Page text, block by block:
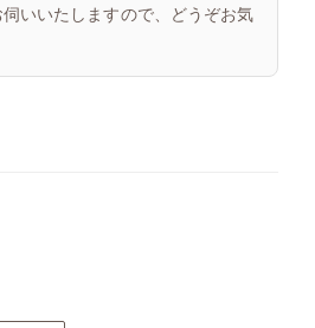
いいたしますので、どうぞお気